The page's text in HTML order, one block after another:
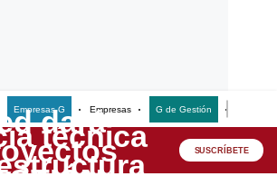
Empresas G Empresas G de Gestión
SUSCRÍBETE